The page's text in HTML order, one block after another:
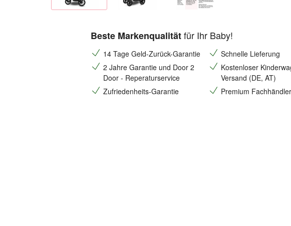
Beste Markenqualitätfür Ihr Baby!
14 Tage Geld-Zurück-Garantie
Schnelle Lieferung
2 Jahre Garantie und Door 2
Door - Reperaturservice
Kostenloser
Versand (DE, AT)
Zufriedenheits-Garantie
Premium Fachhändler